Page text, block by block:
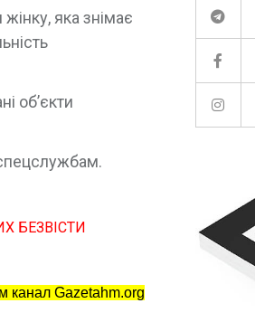
яка знімає
об’єкти
БЕЗВІСТИ
канал Gazetahm.org